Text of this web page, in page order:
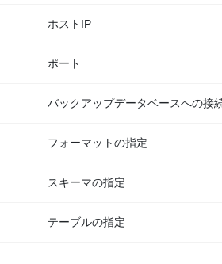
ホストIP
ポート
バックアップデータベースへの接
フォーマットの指定
スキーマの指定
テーブルの指定